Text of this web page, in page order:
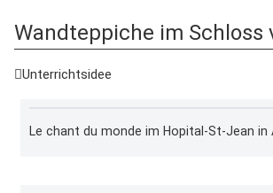
Wandteppiche im Schloss
Unterrichtsidee
Le chant du monde im Hopital-St-Jean in